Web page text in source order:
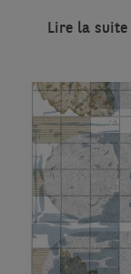
Lire la suite